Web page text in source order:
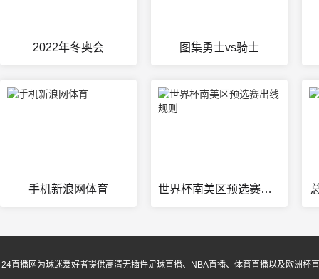
2022年冬奥会 图集勇士vs骑士
手机新浪网体育 世界杯南美区预选赛出线规则
24直播网为球迷爱好者提供高清无插件足球直播、NBA直播、体育直播以及欧洲